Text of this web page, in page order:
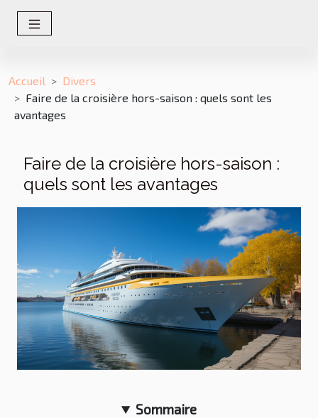
Accueil
Divers
Faire de la croisière hors-saison : quels sont les
avantages
Faire de la croisière hors-saison :
quels sont les avantages
Sommaire